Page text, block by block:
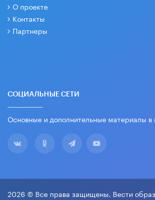
О проекте
Контакты
Партнеры
СОЦИАЛЬНЫЕ СЕТИ
Основные и дополнительные материалы в
2026 © Все права защищены. Вести